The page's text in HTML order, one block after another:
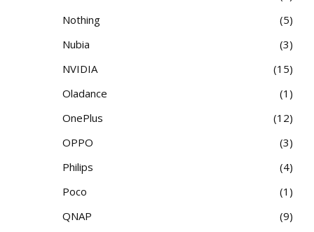
Nothing
5
Nubia
3
NVIDIA
15
Oladance
1
OnePlus
12
OPPO
3
Philips
4
Poco
1
QNAP
9